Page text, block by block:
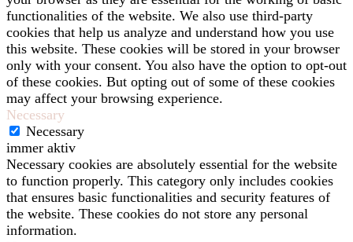
functionalities of the website. We also use third-party
cookies that help us analyze and understand how you use
this website. These cookies will be stored in your browser
only with your consent. You also have the option to opt-out
of these cookies. But opting out of some of these cookies
may affect your browsing experience.
Necessary
Necessary
immer aktiv
Necessary cookies are absolutely essential for the website
to function properly. This category only includes cookies
that ensures basic functionalities and security features of
the website. These cookies do not store any personal
information.